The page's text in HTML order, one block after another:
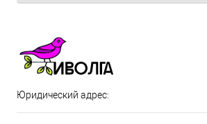
Юридический адрес: